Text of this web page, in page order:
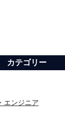
カテゴリー
エンジニア